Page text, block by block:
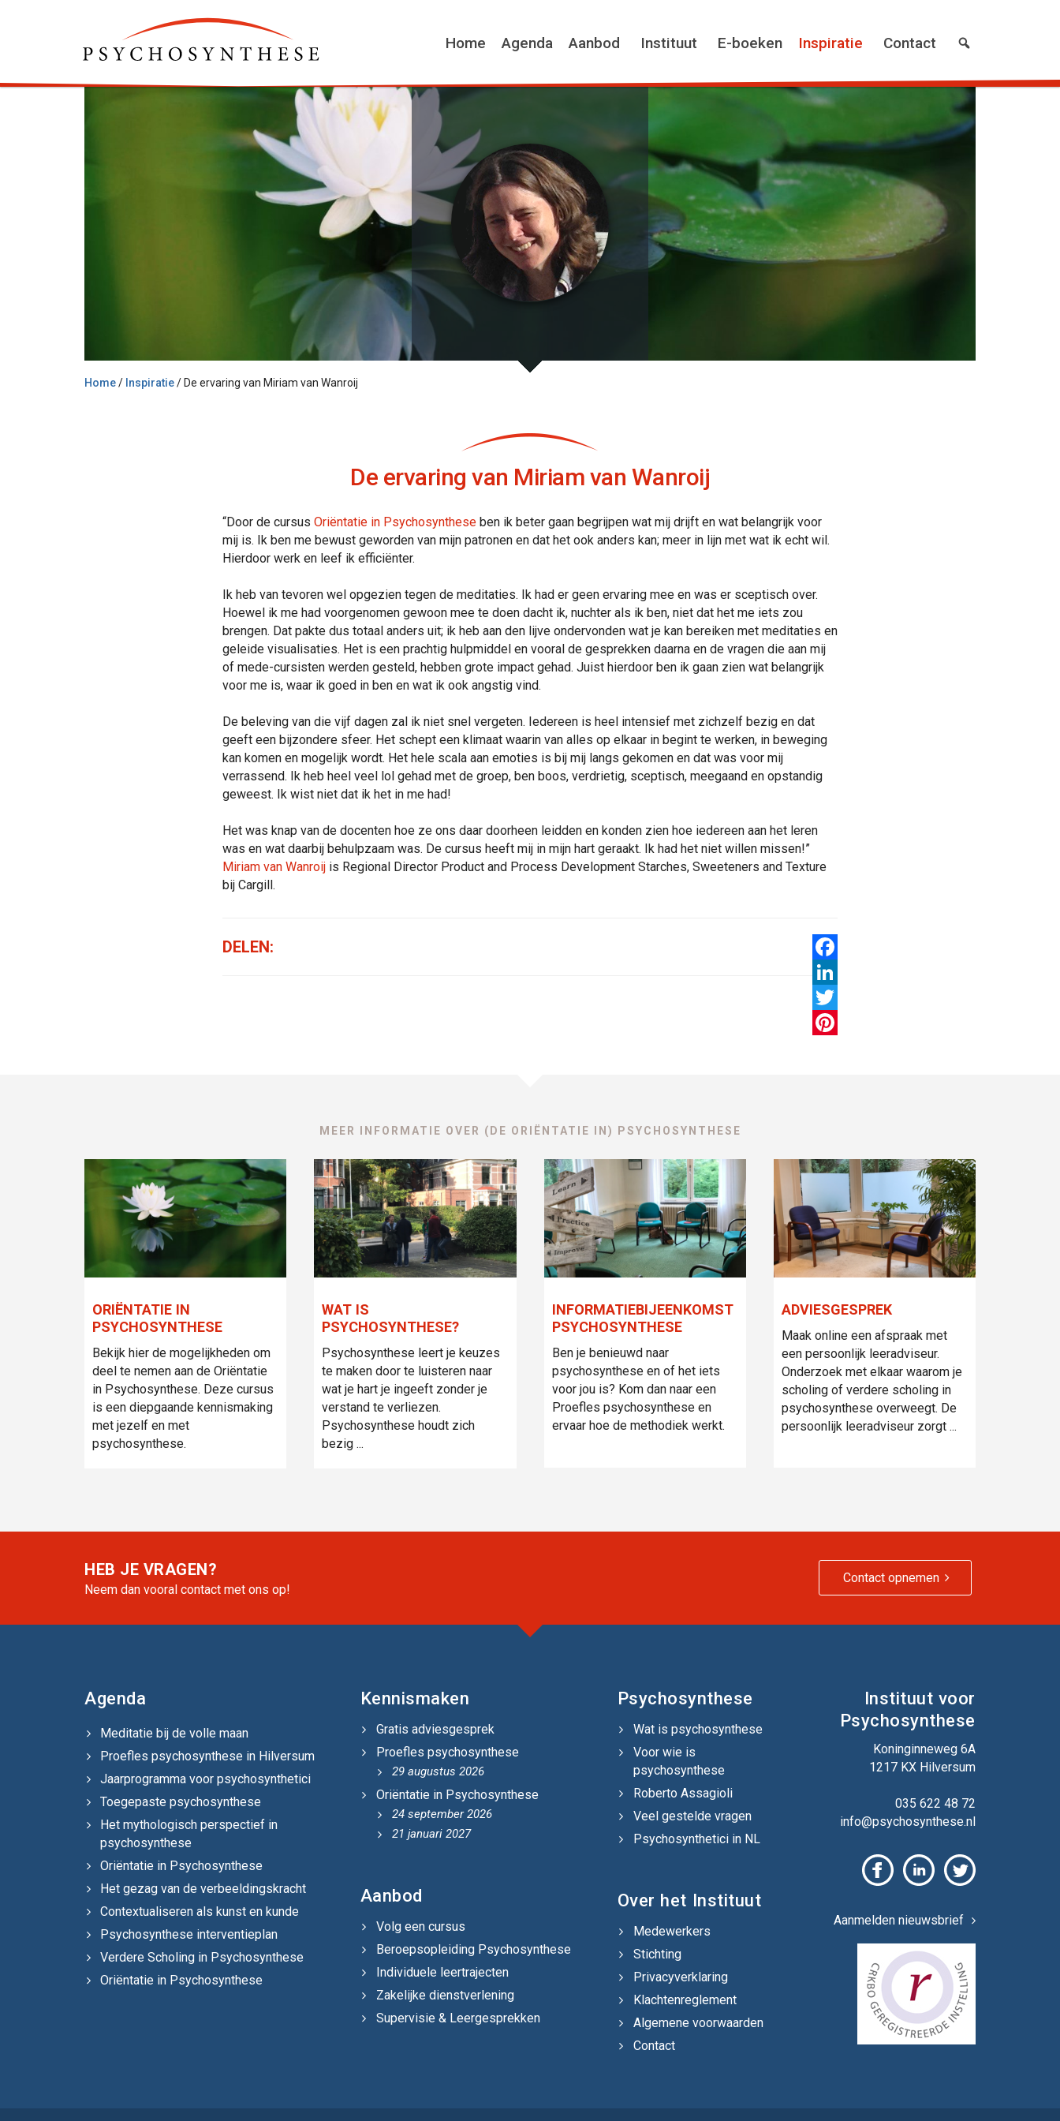
Home Agenda Aanbod Instituut E-boeken Inspiratie Contact
Home/ Inspiratie/ De ervaring van Miriam van Wanroij
De ervaring van Miriam van Wanroij
“Door de cursus Oriëntatie in Psychosyntheseben ik beter gaan begrijpen wat mij drijft en wat belangrijk voor
mij is. Ik ben me bewust geworden van mijn patronen en dat het ook anders kan; meer in lijn met wat ik echt wil.
Hierdoor werk en leef ik efficiënter.
Ik heb van tevoren wel opgezien tegen de meditaties. Ik had er geen ervaring mee en was er sceptisch over.
Hoewel ik me had voorgenomen gewoon mee te doen dacht ik, nuchter als ik ben, niet dat het me iets zou
brengen. Dat pakte dus totaal anders uit; ik heb aan den lijve ondervonden wat je kan bereiken met meditaties en
geleide visualisaties. Het is een prachtig hulpmiddel en vooral de gesprekken daarna en de vragen die aan mij
of mede-cursisten werden gesteld, hebben grote impact gehad. Juist hierdoor ben ik gaan zien wat belangrijk
voor me is, waar ik goed in ben en wat ik ook angstig vind.
De beleving van die vijf dagen zal ik niet snel vergeten. Iedereen is heel intensief met zichzelf bezig en dat
geeft een bijzondere sfeer. Het schept een klimaat waarin van alles op elkaar in begint te werken, in beweging
kan komen en mogelijk wordt. Het hele scala aan emoties is bij mij langs gekomen en dat was voor mij
verrassend. Ik heb heel veel lol gehad met de groep, ben boos, verdrietig, sceptisch, meegaand en opstandig
geweest. Ik wist niet dat ik het in me had!
Het was knap van de docenten hoe ze ons daar doorheen leidden en konden zien hoe iedereen aan het leren
was en wat daarbij behulpzaam was. De cursus heeft mij in mijn hart geraakt. Ik had het niet willen missen!”
Miriam van Wanroijis Regional Director Product and Process Development Starches, Sweeteners and Texture
bij Cargill.
DELEN:
Facebook
LinkedIn
Twitter
MEER INFORMATIE OVER (DE ORIËNTATIE IN) PSYCHOSYNTHESE
ORIËNTATIE IN
PSYCHOSYNTHESE
Bekijk hier de mogelijkheden om
deel te nemen aan de Oriëntatie
in Psychosynthese. Deze cursus
is een diepgaande kennismaking
met jezelf en met
psychosynthese.
WAT IS
PSYCHOSYNTHESE?
Psychosynthese leert je keuzes
te maken door te luisteren naar
wat je hart je ingeeft zonder je
verstand te verliezen.
Psychosynthese houdt zich
bezig ...
INFORMATIEBIJEENKOMST
PSYCHOSYNTHESE
Ben je benieuwd naar
psychosynthese en of het iets
voor jou is? Kom dan naar een
Proefles psychosynthese en
ervaar hoe de methodiek werkt.
ADVIESGESPREK
Maak online een afspraak met
een persoonlijk leeradviseur.
Onderzoek met elkaar waarom je
scholing of verdere scholing in
psychosynthese overweegt. De
persoonlijk leeradviseur zorgt ...
HEB JE VRAGEN?
Neem dan vooral contact met ons op!
Contact opnemen
Agenda
Meditatie bij de volle maan
Proefles psychosynthese in Hilversum
Jaarprogramma voor psychosynthetici
Toegepaste psychosynthese
Het mythologisch perspectief in
psychosynthese
Oriëntatie in Psychosynthese
Het gezag van de verbeeldingskracht
Contextualiseren als kunst en kunde
Psychosynthese interventieplan
Verdere Scholing in Psychosynthese
Oriëntatie in Psychosynthese
Kennismaken
Gratis adviesgesprek
Proefles psychosynthese
29 augustus 2026
Oriëntatie in Psychosynthese
24 september 2026
21 januari 2027
Aanbod
Volg een cursus
Beroepsopleiding Psychosynthese
Individuele leertrajecten
Zakelijke dienstverlening
Supervisie & Leergesprekken
Psychosynthese
Wat is psychosynthese
Voor wie is
psychosynthese
Roberto Assagioli
Veel gestelde vragen
Psychosynthetici in NL
Over het Instituut
Medewerkers
Stichting
Privacyverklaring
Klachtenreglement
Algemene voorwaarden
Contact
Instituut voor
Psychosynthese
Koninginneweg 6A
1217 KX Hilversum
035 622 48 72
info@psychosynthese.nl
Aanmelden nieuwsbrief